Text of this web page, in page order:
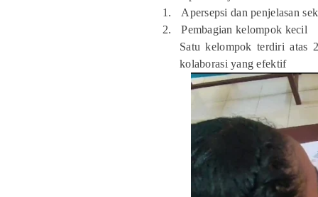
1.
Apersepsi dan penjelasan
2.
Pembagian kelompok kecil
Satu kelompok terdiri atas
kolaborasi yang efektif